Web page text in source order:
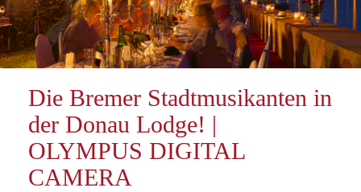
Die Bremer Stadtmusikanten in
der Donau Lodge! |
OLYMPUS DIGITAL
CAMERA